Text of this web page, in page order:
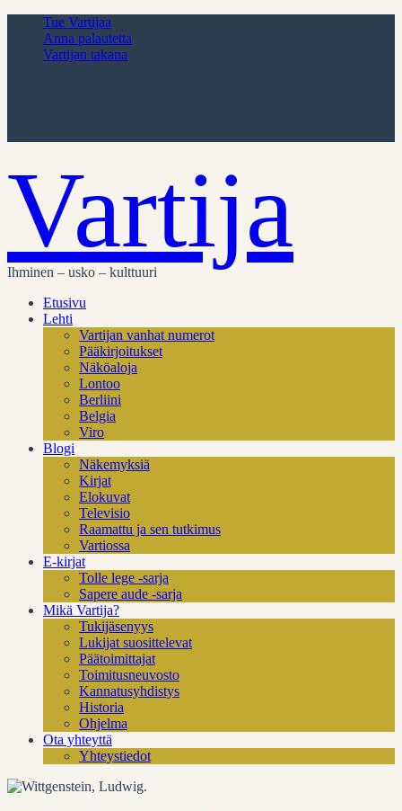
Tue Vartijaa
Anna palautetta
Vartijan takana
Vartija
Ihminen – usko – kulttuuri
Etusivu
Lehti
Vartijan vanhat numerot
Pääkirjoitukset
Näköaloja
Lontoo
Berliini
Belgia
Viro
Blogi
Näkemyksiä
Kirjat
Elokuvat
Televisio
Raamattu ja sen tutkimus
Vartiossa
E-kirjat
Tolle lege -sarja
Sapere aude -sarja
Mikä Vartija?
Tukijäsenyys
Lukijat suosittelevat
Päätoimittajat
Toimitusneuvosto
Kannatusyhdistys
Historia
Ohjelma
Ota yhteyttä
Yhteystiedot